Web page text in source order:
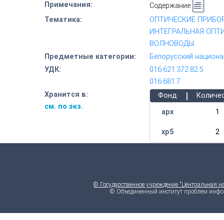
Примечания:
Содержание
Тематика:
ОПТИЧЕСКИЕ
ИНТЕГРАЛЬНАЯ
ВОЛНОВОДЫ
Предметные категории:
Белорусский
УДК:
016:621.372.82.5
016:681.7
Хранится в:
см. по экз.
Фонд |
арх
1
хр5 2
© Государственное учреждение
© Объединенный институт проблем